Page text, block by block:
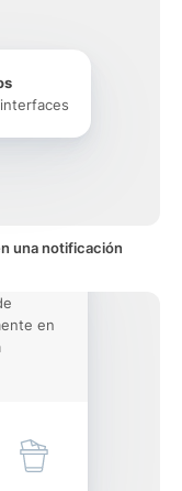
una notificación
en